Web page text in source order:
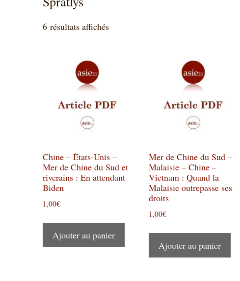
6 résultats affichésTrié
plus
Chine – États-Unis –
Mer de Chine du Sud et
riverains : En attendant
Biden
1,00€
Ajouter au panier
Mer de Chine du Sud –
Malaisie – Chine –
Vietnam : Quand la
Malaisie outrepasse ses
droits
1,00€
Ajouter au panier